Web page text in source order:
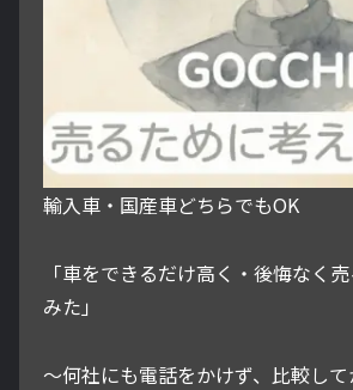
輸入車・国産車どちらでもOK
「車をできるだけ高く・後悔なく
みた」
～何社にも電話をかけず、比較し